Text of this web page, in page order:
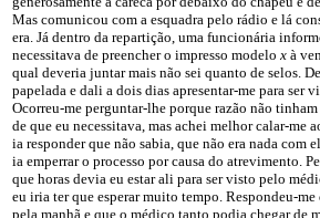
Mas comunicou com a esquadra pelo rádio e lá
era. Já dentro da repartição, uma funcionária
necessitava de preencher o impresso modelo x à
qual deveria juntar mais não sei quanto de selos.
papelada e dali a dois dias apresentar-me para ser
Ocorreu-me perguntar-lhe porque razão não
de que eu necessitava, mas achei melhor calar-me
ia responder que não sabia, que não era nada com
ia emperrar o processo por causa do atrevimento.
que horas devia eu estar ali para ser visto pelo
eu iria ter que esperar muito tempo. Respondeu-
pela manhã e que o médico tanto podia chegar de